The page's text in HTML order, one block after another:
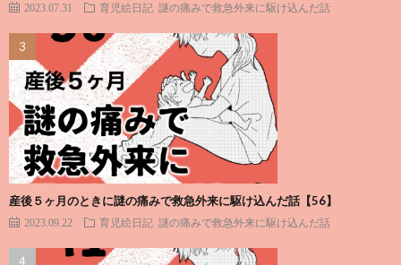
2023.07.31 育児絵日記 謎の痛みで救急外来に駆け込んだ話
産後５ヶ月のときに謎の痛みで救急外来に駆け込んだ話【56】
2023.09.22 育児絵日記 謎の痛みで救急外来に駆け込んだ話